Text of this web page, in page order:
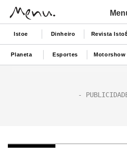
Istoe Dinheiro Revista
Planeta Esportes Motorshow